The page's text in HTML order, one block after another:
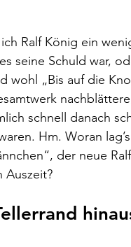
Ralf König ein
seine Schuld war,
wohl „Bis auf die
schnell danach
Hm. Woran
der neue
Auszeit?